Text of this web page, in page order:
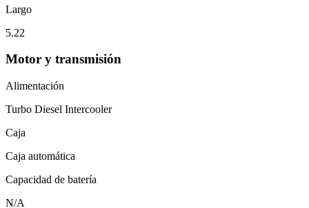
Largo
5.22
Motor y transmisión
Alimentación
Turbo Diesel Intercooler
Caja
Caja automática
Capacidad de batería
N/A